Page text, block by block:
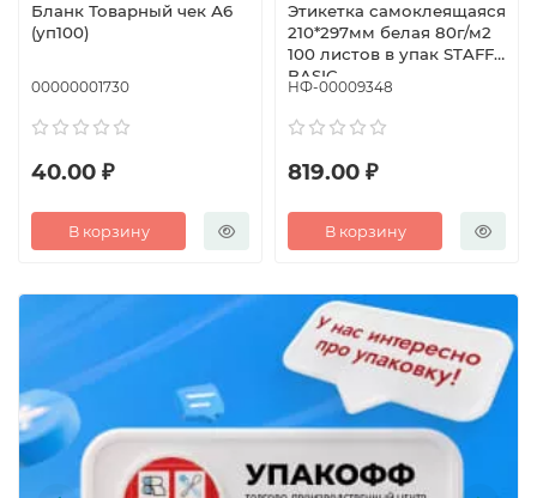
Бланк Товарный чек А6
(уп100)
00000001730
40.00 ₽
В корзину
Этикетка самоклеящаяся
210*297мм белая 80г/м2
100 листов в упак STAFF
BASIC
НФ-00009348
819.00 ₽
В корзину